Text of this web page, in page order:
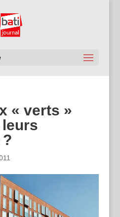
« verts »